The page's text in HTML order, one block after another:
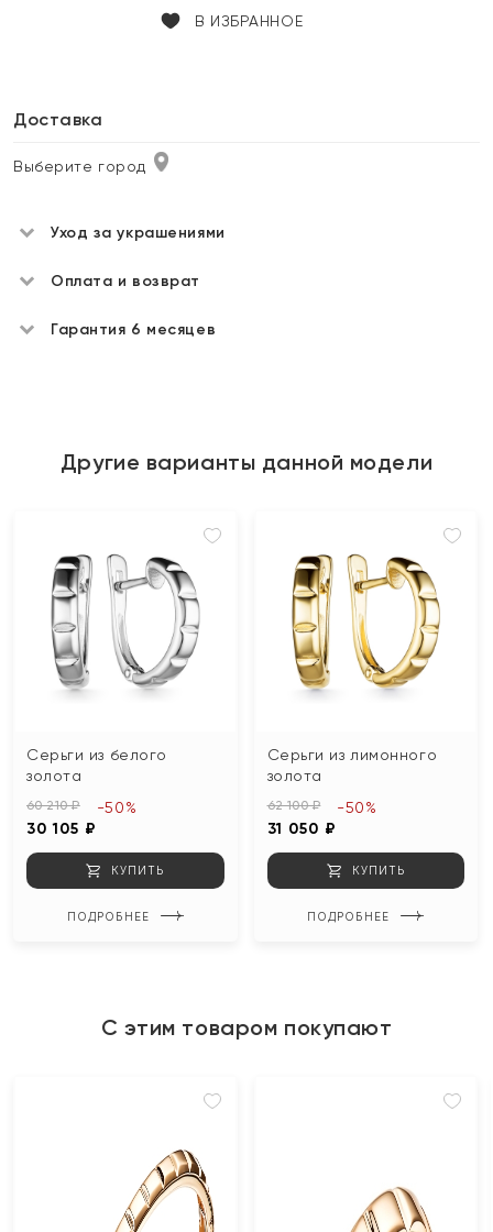
В ИЗБРАННОЕ
Доставка
Выберите город
Уход за украшениями
Оплата и возврат
Гарантия 6 месяцев
Другие варианты данной модели
Серьги из белого
золота
60 210 ₽
30 105 ₽
-50%
КУПИТЬ
ПОДРОБНЕЕ
Серьги из лимонного
золота
62 100 ₽
31 050 ₽
-50%
КУПИТЬ
ПОДРОБНЕЕ
С этим товаром покупают